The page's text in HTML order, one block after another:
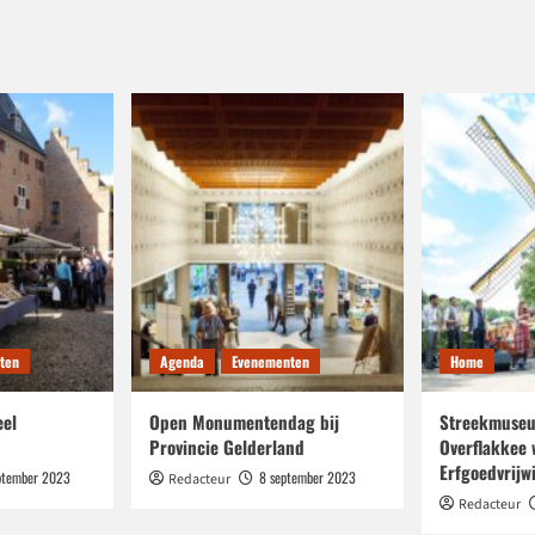
2023
Agenda Evenementen
Open Monumentendag bij
Provincie Gelderland
Redacteur 8 september 2023
Home
Overflakkee
Redacteur